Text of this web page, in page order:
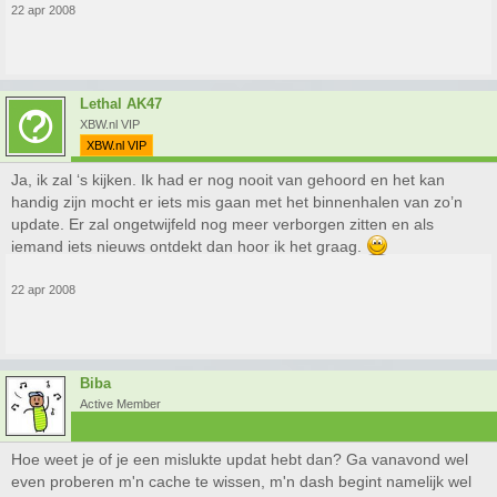
22 apr 2008
Lethal AK47
XBW.nl VIP
XBW.nl VIP
Ja, ik zal ‘s kijken. Ik had er nog nooit van gehoord en het kan
handig zijn mocht er iets mis gaan met het binnenhalen van zo’n
update. Er zal ongetwijfeld nog meer verborgen zitten en als
iemand iets nieuws ontdekt dan hoor ik het graag.
22 apr 2008
Biba
Active Member
Hoe weet je of je een mislukte updat hebt dan? Ga vanavond wel
even proberen m'n cache te wissen, m'n dash begint namelijk wel